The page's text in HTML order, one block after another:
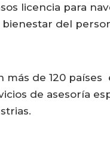
licencia para
del
más de 120
de asesoría